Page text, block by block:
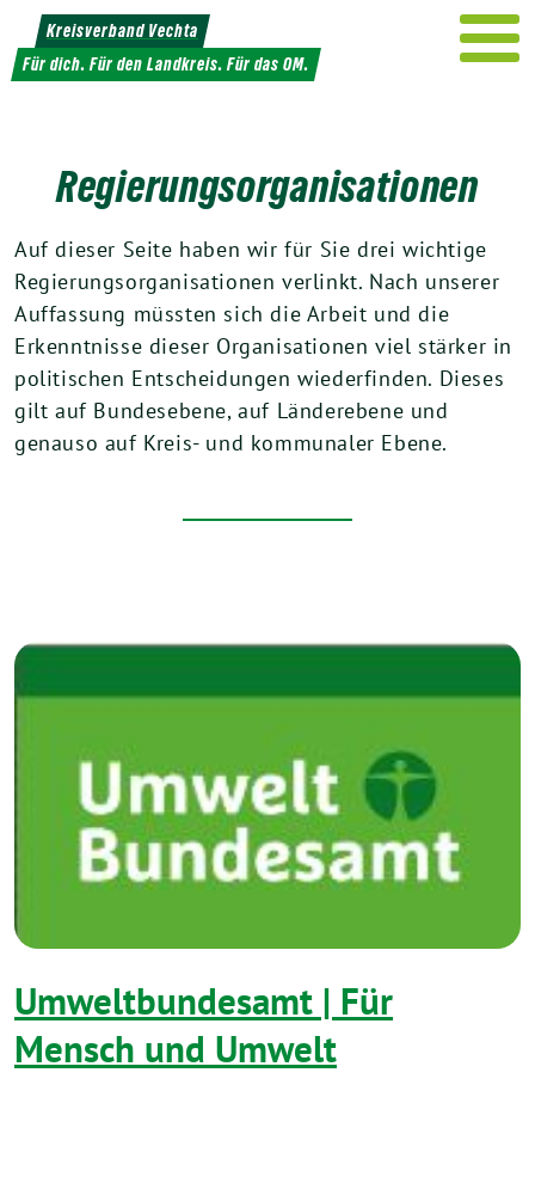
Weiter
zum
Inhalt
Kreisverband Vechta
Für dich. Für den Landkreis. Für das OM.
Regierungsorganisationen
Auf dieser Seite haben wir für Sie drei wichtige
Regierungsorganisationen verlinkt. Nach unserer
Auffassung müssten sich die Arbeit und die
Erkenntnisse dieser Organisationen viel stärker in
politischen Entscheidungen wiederfinden. Dieses
gilt auf Bundesebene, auf Länderebene und
genauso auf Kreis- und kommunaler Ebene.
Umweltbundesamt | Für
Mensch und Umwelt